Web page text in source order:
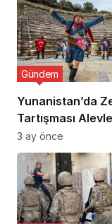
Yunanistan’da
Tartışması
Gündem
3 ay önce